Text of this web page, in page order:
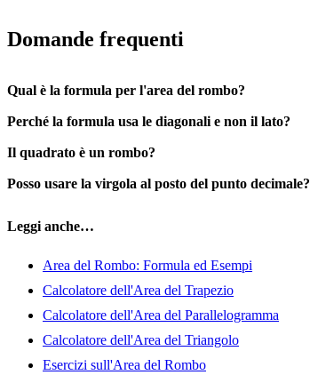
Domande frequenti
Qual è la formula per l'area del rombo?
Perché la formula usa le diagonali e non il lato?
Il quadrato è un rombo?
Posso usare la virgola al posto del punto decimale?
Leggi anche…
Area del Rombo: Formula ed Esempi
Calcolatore dell'Area del Trapezio
Calcolatore dell'Area del Parallelogramma
Calcolatore dell'Area del Triangolo
Esercizi sull'Area del Rombo